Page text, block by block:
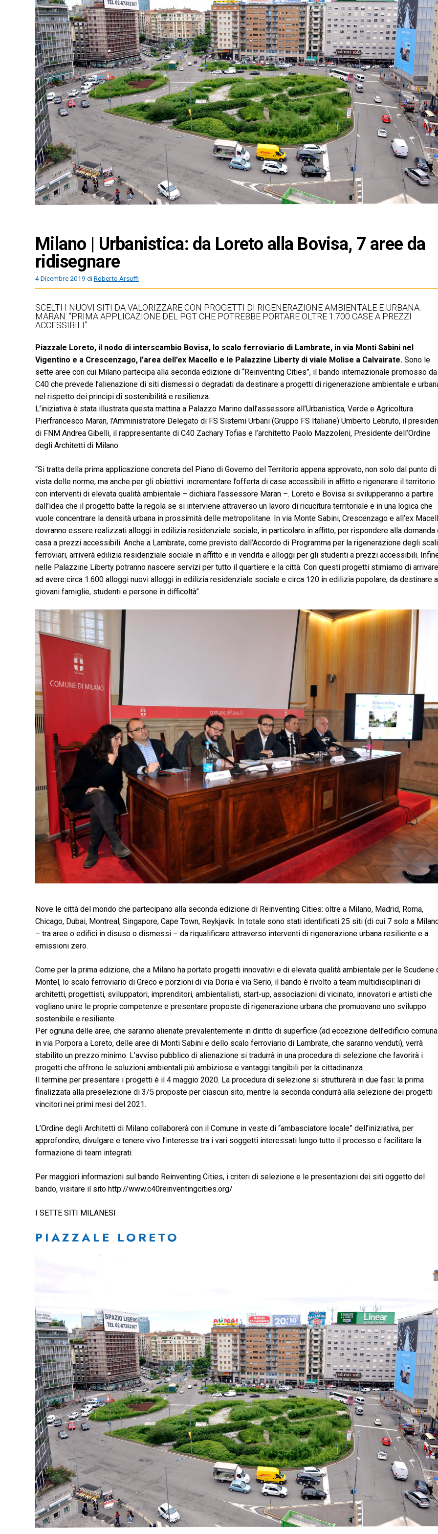
Milano | Urbanistica: da Loreto alla Bovisa, 7 aree da
ridisegnare
4 Dicembre 2019 diRoberto Arsuffi
SCELTI I NUOVI SITI DA VALORIZZARE CON PROGETTI DI RIGENERAZIONE AMBIENTALE E URBANA.
MARAN: “PRIMA APPLICAZIONE DEL PGT CHE POTREBBE PORTARE OLTRE 1.700 CASE A PREZZI
ACCESSIBILI”
Piazzale Loreto, il nodo di interscambio Bovisa, lo scalo ferroviario di Lambrate, in via Monti Sabini nel
Vigentino e a Crescenzago, l’area dell’ex Macello e le Palazzine Liberty di viale Molise a Calvairate. Sono le
sette aree con cui Milano partecipa alla seconda edizione di “Reinventing Cities”, il bando internazionale promosso da
C40 che prevede l’alienazione di siti dismessi o degradati da destinare a progetti di rigenerazione ambientale e
nel rispetto dei principi di sostenibilità e resilienza.
L’iniziativa è stata illustrata questa mattina a Palazzo Marino dall’assessore all’Urbanistica, Verde e Agricoltura
Pierfrancesco Maran, l’Amministratore Delegato di FS Sistemi Urbani (Gruppo FS Italiane) Umberto Lebruto, il
di FNM Andrea Gibelli, il rappresentante di C40 Zachary Tofias e l’architetto Paolo Mazzoleni, Presidente dell’Ordine
degli Architetti di Milano.
“Si tratta della prima applicazione concreta del Piano di Governo del Territorio appena approvato, non solo dal punto di
vista delle norme, ma anche per gli obiettivi: incrementare l’offerta di case accessibili in affitto e rigenerare il territorio
con interventi di elevata qualità ambientale – dichiara l’assessore Maran –. Loreto e Bovisa si svilupperanno a partire
dall’idea che il progetto batte la regola se si interviene attraverso un lavoro di ricucitura territoriale e in una logica che
vuole concentrare la densità urbana in prossimità delle metropolitane. In via Monte Sabini, Crescenzago e all’ex
dovranno essere realizzati alloggi in edilizia residenziale sociale, in particolare in affitto, per rispondere alla domanda
casa a prezzi accessibili. Anche a Lambrate, come previsto dall’Accordo di Programma per la rigenerazione degli scali
ferroviari, arriverà edilizia residenziale sociale in affitto e in vendita e alloggi per gli studenti a prezzi accessibili.
nelle Palazzine Liberty potranno nascere servizi per tutto il quartiere e la città. Con questi progetti stimiamo di arrivare
ad avere circa 1.600 alloggi nuovi alloggi in edilizia residenziale sociale e circa 120 in edilizia popolare, da destinare a
giovani famiglie, studenti e persone in difficoltà”.
Nove le città del mondo che partecipano alla seconda edizione di Reinventing Cities: oltre a Milano, Madrid, Roma,
Chicago, Dubai, Montreal, Singapore, Cape Town, Reykjavik. In totale sono stati identificati 25 siti (di cui 7 solo a
– tra aree o edifici in disuso o dismessi – da riqualificare attraverso interventi di rigenerazione urbana resiliente e a
emissioni zero.
Come per la prima edizione, che a Milano ha portato progetti innovativi e di elevata qualità ambientale per le Scuderie
Montel, lo scalo ferroviario di Greco e porzioni di via Doria e via Serio, il bando è rivolto a team multidisciplinari di
architetti, progettisti, sviluppatori, imprenditori, ambientalisti, start-up, associazioni di vicinato, innovatori e artisti che
vogliano unire le proprie competenze e presentare proposte di rigenerazione urbana che promuovano uno sviluppo
sostenibile e resiliente.
Per ognuna delle aree, che saranno alienate prevalentemente in diritto di superficie (ad eccezione dell’edificio
in via Porpora a Loreto, delle aree di Monti Sabini e dello scalo ferroviario di Lambrate, che saranno venduti), verrà
stabilito un prezzo minimo. L’avviso pubblico di alienazione si tradurrà in una procedura di selezione che favorirà i
progetti che offrono le soluzioni ambientali più ambiziose e vantaggi tangibili per la cittadinanza.
Il termine per presentare i progetti è il 4 maggio 2020. La procedura di selezione si strutturerà in due fasi: la prima
finalizzata alla preselezione di 3/5 proposte per ciascun sito, mentre la seconda condurrà alla selezione dei progetti
vincitori nei primi mesi del 2021.
L’Ordine degli Architetti di Milano collaborerà con il Comune in veste di “ambasciatore locale” dell’iniziativa, per
approfondire, divulgare e tenere vivo l’interesse tra i vari soggetti interessati lungo tutto il processo e facilitare la
formazione di team integrati.
Per maggiori informazioni sul bando Reinventing Cities, i criteri di selezione e le presentazioni dei siti oggetto del
bando, visitare il sito http://www.c40reinventingcities.org/
I SETTE SITI MILANESI
PIAZZALE LORETO